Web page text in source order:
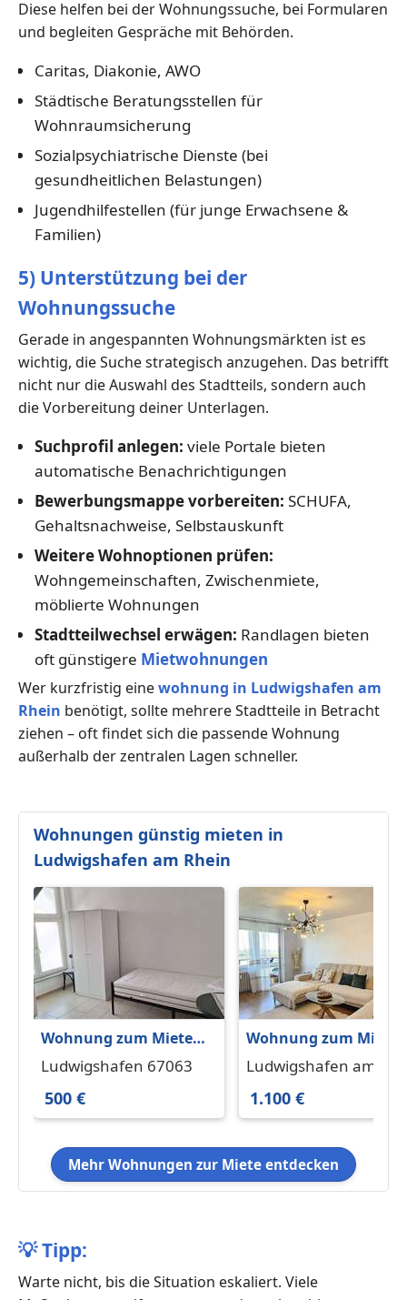
Diese helfen bei der Wohnungssuche, bei Formularen
und begleiten Gespräche mit Behörden.
Caritas, Diakonie, AWO
Städtische Beratungsstellen für
Wohnraumsicherung
Sozialpsychiatrische Dienste (bei
gesundheitlichen Belastungen)
Jugendhilfestellen (für junge Erwachsene &
Familien)
5) Unterstützung bei der
Wohnungssuche
Gerade in angespannten Wohnungsmärkten ist es
wichtig, die Suche strategisch anzugehen. Das betrifft
nicht nur die Auswahl des Stadtteils, sondern auch
die Vorbereitung deiner Unterlagen.
Suchprofil anlegen: viele Portale bieten
automatische Benachrichtigungen
Bewerbungsmappe vorbereiten: SCHUFA,
Gehaltsnachweise, Selbstauskunft
Weitere Wohnoptionen prüfen:
Wohngemeinschaften, Zwischenmiete,
möblierte Wohnungen
Stadtteilwechsel erwägen: Randlagen bieten
oft günstigere Mietwohnungen
Wer kurzfristig einewohnung in Ludwigshafen am
Rhein benötigt, sollte mehrere Stadtteile in Betracht
ziehen – oft findet sich die passende Wohnung
außerhalb der zentralen Lagen schneller.
Wohnungen günstig mieten in
Ludwigshafen am Rhein
Wohnung zum Mieten
in Ludwigshafen 500 €
Ludwigshafen 67063
500 €
Wohnung zum Mieten
in Ludwigshafen am
Ludwigshafen am
Rhein 67063
1.100 €
Mehr Wohnungen zur Miete entdecken
💡Tipp:
Warte nicht, bis die Situation eskaliert. Viele